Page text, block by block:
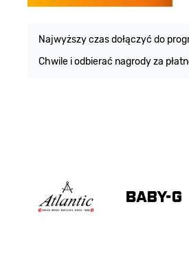
Najwyższy czas dołączyć do
Chwile i odbierać nagrody za